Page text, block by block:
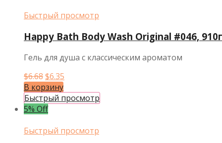
Быстрый просмотр
Happy Bath Body Wash Original #046,
Гель для душа с классическим ароматом
$6.68Первоначальная
цена
составляла
$6.68.
$6.35
$6.35.
В корзину
Быстрый просмотр
5% Off
Быстрый просмотр